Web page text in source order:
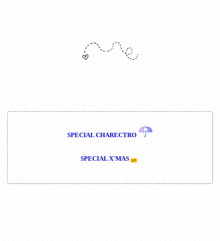
SPECIAL CHARECTRO
SPECIAL X'MAS